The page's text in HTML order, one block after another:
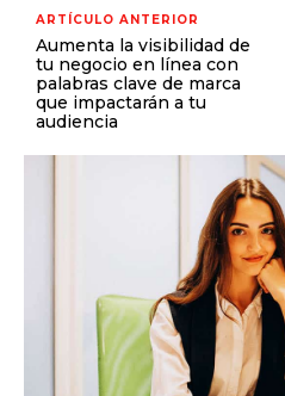
ARTÍCULO ANTERIOR
Aumenta la visibilidad de
tu negocio en línea con
palabras clave de marca
que impactarán a tu
audiencia